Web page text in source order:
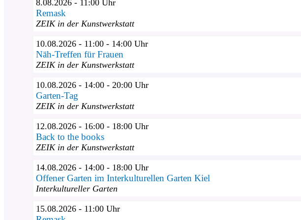
8.08.2026 - 11:00 Uhr
Remask
ZEIK in der Kunstwerkstatt
10.08.2026 - 11:00 - 14:00 Uhr
Näh-Treffen für Frauen
ZEIK in der Kunstwerkstatt
10.08.2026 - 14:00 - 20:00 Uhr
Garten-Tag
ZEIK in der Kunstwerkstatt
12.08.2026 - 16:00 - 18:00 Uhr
Back to the books
ZEIK in der Kunstwerkstatt
14.08.2026 - 14:00 - 18:00 Uhr
Offener Garten im Interkulturellen Garten Kiel
Interkultureller Garten
15.08.2026 - 11:00 Uhr